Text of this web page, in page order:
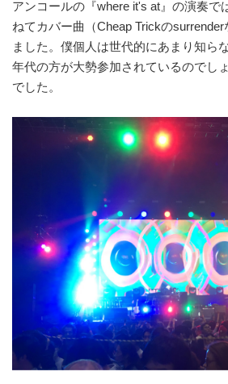
アンコールの『where it's at』の演奏で
ねてカバー曲（Cheap Trickの
ました。僕個人は世代的にあまり知ら
年代の方が大勢参加されているのでし
でした。